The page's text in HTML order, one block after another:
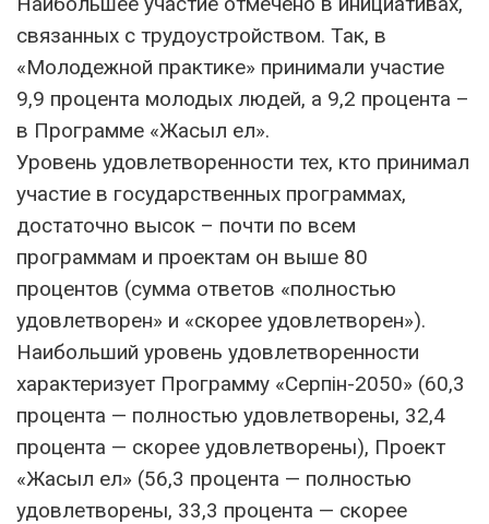
связанных с трудоустройством. Так, в
«Молодежной практике» принимали участие
9,9 процента молодых людей, а 9,2 процента –
в Программе «Жасыл ел».
Уровень удовлетворенности тех, кто принимал
участие в государственных программах,
достаточно высок – почти по всем
программам и проектам он выше 80
процентов (сумма ответов «полностью
удовлетворен» и «скорее удовлетворен»).
Наибольший уровень удовлетворенности
характеризует Программу «Серпін-2050» (60,3
процента — полностью удовлетворены, 32,4
процента — скорее удовлетворены), Проект
«Жасыл ел» (56,3 процента — полностью
удовлетворены, 33,3 процента — скорее